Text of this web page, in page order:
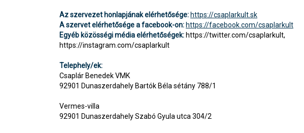
Az szervezet honlapjának elérhetősége: https://csaplarkult.sk
A szervet elérhetősége a facebook-on: https://facebook.com/csaplarkult
Egyéb közösségi média elérhetőségek: https://twitter.com/csaplarkult,
https://instagram.com/csaplarkult
Telephely/ek:
Csaplár Benedek VMK
92901 Dunaszerdahely Bartók Béla sétány 788/1
Vermes-villa
92901 Dunaszerdahely Szabó Gyula utca 304/2